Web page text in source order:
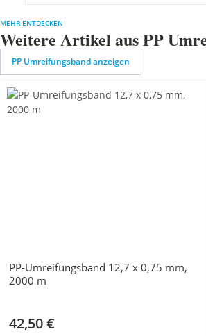
MEHR ENTDECKEN
Weitere Artikel aus PP
PP Umreifungsband anzeigen
PP-Umreifungsband 12,7 x 0,75 mm,
2000 m
42,50 €